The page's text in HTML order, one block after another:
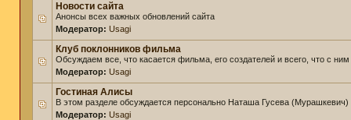
Новости сайта
Анонсы всех важных обновлений сайта
Модератор: Usagi
Клуб поклонников фильма
Обсуждаем все, что касается фильма, его создателей и всего, что с ним
Модератор: Usagi
Гостиная Алисы
В этом разделе обсуждается персонально Наташа Гусева (Мурашкевич)
Модератор: Usagi